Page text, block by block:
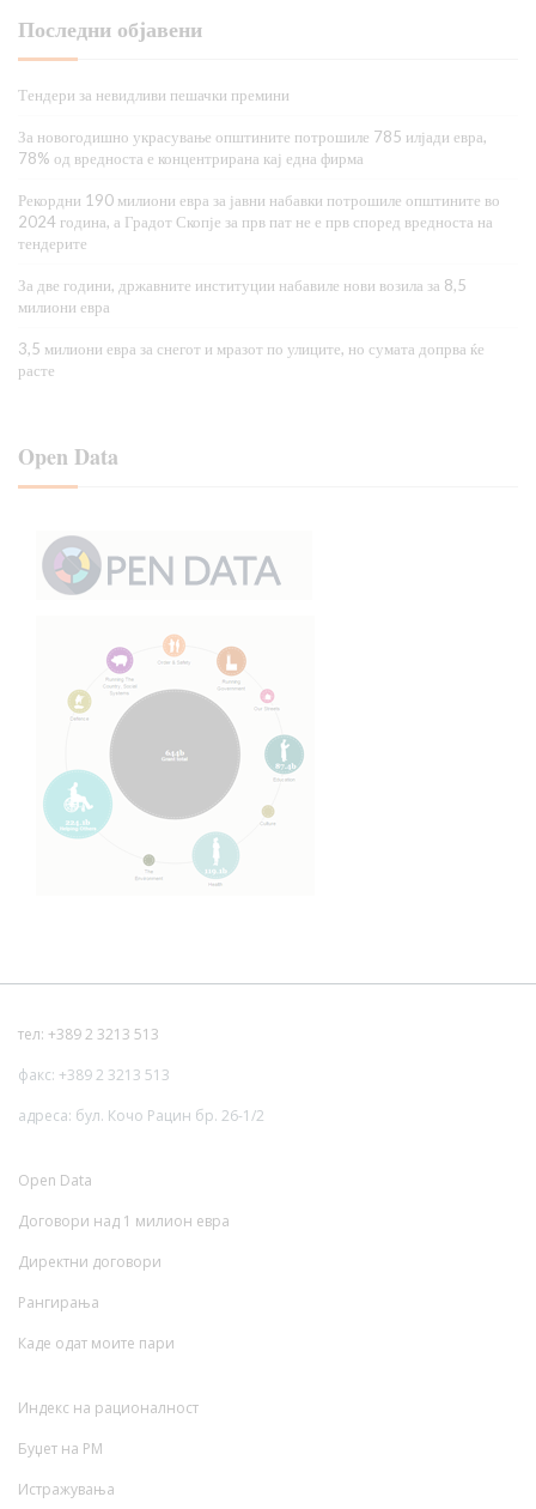
Последни објавени
Тендери за невидливи пешачки премини
За новогодишно украсување општините потрошиле 785 илјади евра,
78% од вредноста е концентрирана кај една фирма
Рекордни 190 милиони евра за јавни набавки потрошиле општините во
2024 година, а Градот Скопје за прв пат не е прв според вредноста на
тендерите
За две години, државните институции набавиле нови возила за 8,5
милиони евра
3,5 милиони евра за снегот и мразот по улиците, но сумата допрва ќе
расте
Open Data
тел: +389 2 3213 513
факс: +389 2 3213 513
адреса: бул. Кочо Рацин бр. 26-1/2
Open Data
Договори над 1 милион евра
Директни договори
Рангирања
Каде одат моите пари
Индекс на рационалност
Буџет на РМ
Истражувања